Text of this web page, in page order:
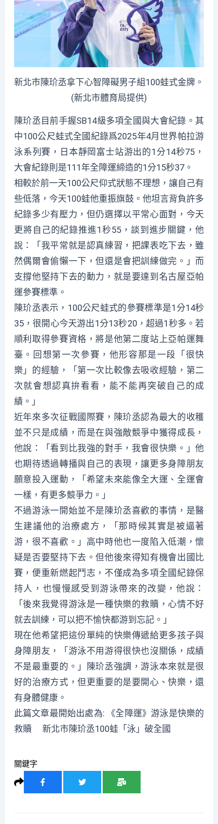
新北市陳玠丞拿下心智障礙男子組100蛙式金牌。
(新北市體育局提供)
陳玠丞目前手握SB14級多項全國與大會紀錄。其
中100公尺蛙式全國紀錄爲2025年4月世界帕拉游
泳系列賽，日本靜岡富士站游出的1分14秒75，
大會紀錄則是111年全障運締造的1分15秒37。
相較於前一天100公尺仰式狀態不理想，讓自己有
些低落，今天100蛙他重振旗鼓。他坦言背負許多
紀錄多少有壓力，但仍選擇以平常心面對，今天
更將自己的紀錄推進1秒55，談到進步關鍵，他
說：「我平常就是認真練習，把課表吃下去，雖
然偶爾會偷懶一下，但還是會把訓練做完。」而
支撐他堅持下去的動力，就是要達到名古屋亞帕
運參賽標準。
陳玠丞表示，100公尺蛙式的參賽標準是1分14秒
35，很開心今天游出1分13秒20，超過1秒多。若
順利取得參賽資格，將是他第二度站上亞帕運舞
臺。回想第一次參賽，他形容那是一段「很快
樂」的經驗，「第一次比較像去吸收經驗，第二
次就會想認真拚看看，能不能再突破自己的成
績。」
近年來多次征戰國際賽，陳玠丞認為最大的收穫
並不只是成績，而是在與強敵競爭中獲得成長，
他說：「看到比我強的對手，我會很快樂。」他
也期待透過轉播與自己的表現，讓更多身障朋友
願意投入運動，「希望未來能像全大運、全運會
一樣，有更多競爭力。」
不過游泳一開始並不是陳玠丞喜歡的事情，是醫
生建議他的治療處方，「那時候其實是被逼著
游，很不喜歡。」高中時他也一度陷入低潮，懷
疑是否要堅持下去。但他後來得知有機會出國比
賽，便重新燃起鬥志，不僅成為多項全國紀錄保
持人，也慢慢感受到游泳帶來的改變，他說：
「後來我覺得游泳是一種快樂的救贖，心情不好
就去訓練，可以把不愉快都游到忘記。」
現在他希望把這份單純的快樂傳遞給更多孩子與
身障朋友，「游泳不用游得很快也沒關係，成績
不是最重要的。」陳玠丞強調，游泳本來就是很
好的治療方式，但更重要的是要開心、快樂，還
有身體健康。
此篇文章最開始出處為:
《全障運》游泳是快樂的
救贖 新北市陳玠丞100蛙「泳」破全國
關鍵字